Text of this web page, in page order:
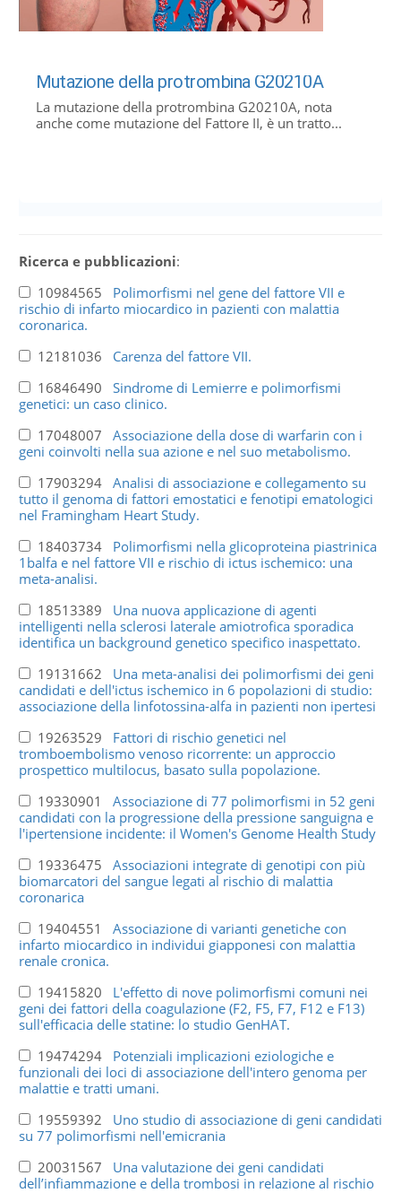
Mutazione della protrombina G20210A
La mutazione della protrombina G20210A, nota
anche come mutazione del Fattore II, è un tratto...
Ricerca e pubblicazioni:
10984565 Polimorfismi nel gene del fattore VII e
rischio di infarto miocardico in pazienti con malattia
coronarica.
12181036 Carenza del fattore VII.
16846490 Sindrome di Lemierre e polimorfismi
genetici: un caso clinico.
17048007 Associazione della dose di warfarin con i
geni coinvolti nella sua azione e nel suo metabolismo.
17903294 Analisi di associazione e collegamento su
tutto il genoma di fattori emostatici e fenotipi ematologici
nel Framingham Heart Study.
18403734 Polimorfismi nella glicoproteina piastrinica
1balfa e nel fattore VII e rischio di ictus ischemico: una
meta-analisi.
18513389 Una nuova applicazione di agenti
intelligenti nella sclerosi laterale amiotrofica sporadica
identifica un background genetico specifico inaspettato.
19131662 Una meta-analisi dei polimorfismi dei geni
candidati e dell'ictus ischemico in 6 popolazioni di studio:
associazione della linfotossina-alfa in pazienti non ipertesi
19263529 Fattori di rischio genetici nel
tromboembolismo venoso ricorrente: un approccio
prospettico multilocus, basato sulla popolazione.
19330901 Associazione di 77 polimorfismi in 52 geni
candidati con la progressione della pressione sanguigna e
l'ipertensione incidente: il Women's Genome Health Study
19336475 Associazioni integrate di genotipi con più
biomarcatori del sangue legati al rischio di malattia
coronarica
19404551 Associazione di varianti genetiche con
infarto miocardico in individui giapponesi con malattia
renale cronica.
19415820 L'effetto di nove polimorfismi comuni nei
geni dei fattori della coagulazione (F2, F5, F7, F12 e F13)
sull'efficacia delle statine: lo studio GenHAT.
19474294 Potenziali implicazioni eziologiche e
funzionali dei loci di associazione dell'intero genoma per
malattie e tratti umani.
19559392 Uno studio di associazione di geni candidati
su 77 polimorfismi nell'emicrania
20031567 Una valutazione dei geni candidati
dell’infiammazione e della trombosi in relazione al rischio